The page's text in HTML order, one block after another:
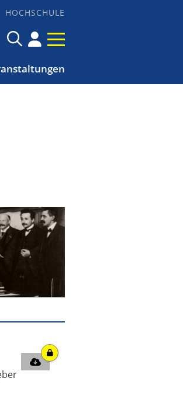
HOCHSCHULE